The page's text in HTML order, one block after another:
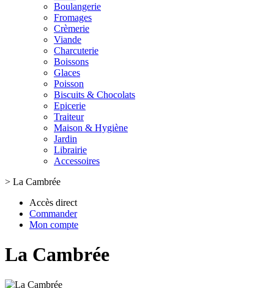
Boulangerie
Fromages
Crèmerie
Viande
Charcuterie
Boissons
Glaces
Poisson
Biscuits & Chocolats
Epicerie
Traiteur
Maison & Hygiène
Jardin
Librairie
Accessoires
> La Cambrée
Accès direct
Commander
Mon compte
La Cambrée